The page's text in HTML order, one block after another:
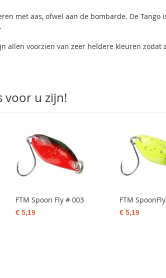
met aas, ofwel aan de bombarde. De Tango
allen voorzien van zeer heldere kleuren zodat
voor u zijn!
FTM Spoon Fly # 003
€ 5,19
FTM
€ 5,19